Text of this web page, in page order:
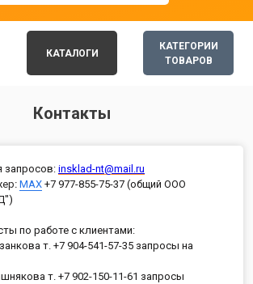
КАТЕГОРИИ
ТОВАРОВ
КАТАЛОГИ
Контакты
запросов: insklad-nt@mail.ru
: MAX +7 977-855-75-37 (общий ООО
по работе с клиентами:
т. +7 904-541-57-35 запросы на
т. +7 902-150-11-61 запросы